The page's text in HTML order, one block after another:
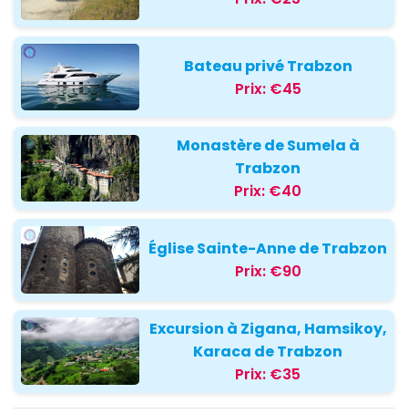
Bateau privé Trabzon
Prix: €45
Monastère de Sumela à
Trabzon
Prix: €40
Église Sainte-Anne de Trabzon
Prix: €90
Excursion à Zigana, Hamsikoy,
Karaca de Trabzon
Prix: €35